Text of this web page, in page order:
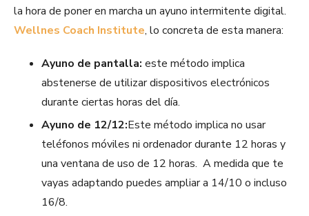
la hora de poner en marcha un ayuno intermitente digital.
Wellnes Coach Institute, lo concreta de esta manera:
Ayuno de pantalla: este método implica
abstenerse de utilizar dispositivos electrónicos
durante ciertas horas del día.
Ayuno de 12/12:Este método implica no usar
teléfonos móviles ni ordenador durante 12 horas y
una ventana de uso de 12 horas. A medida que te
vayas adaptando puedes ampliar a 14/10 o incluso
16/8.